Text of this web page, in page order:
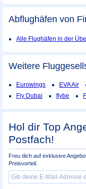
Abflughäfen von
Alle Flughäfen in der
Weitere
Eurowings EVA Air
Fly Dubai
flybe
Hol dir Top
Postfach!
Freu dich auf exklusive
Preisvorteil.